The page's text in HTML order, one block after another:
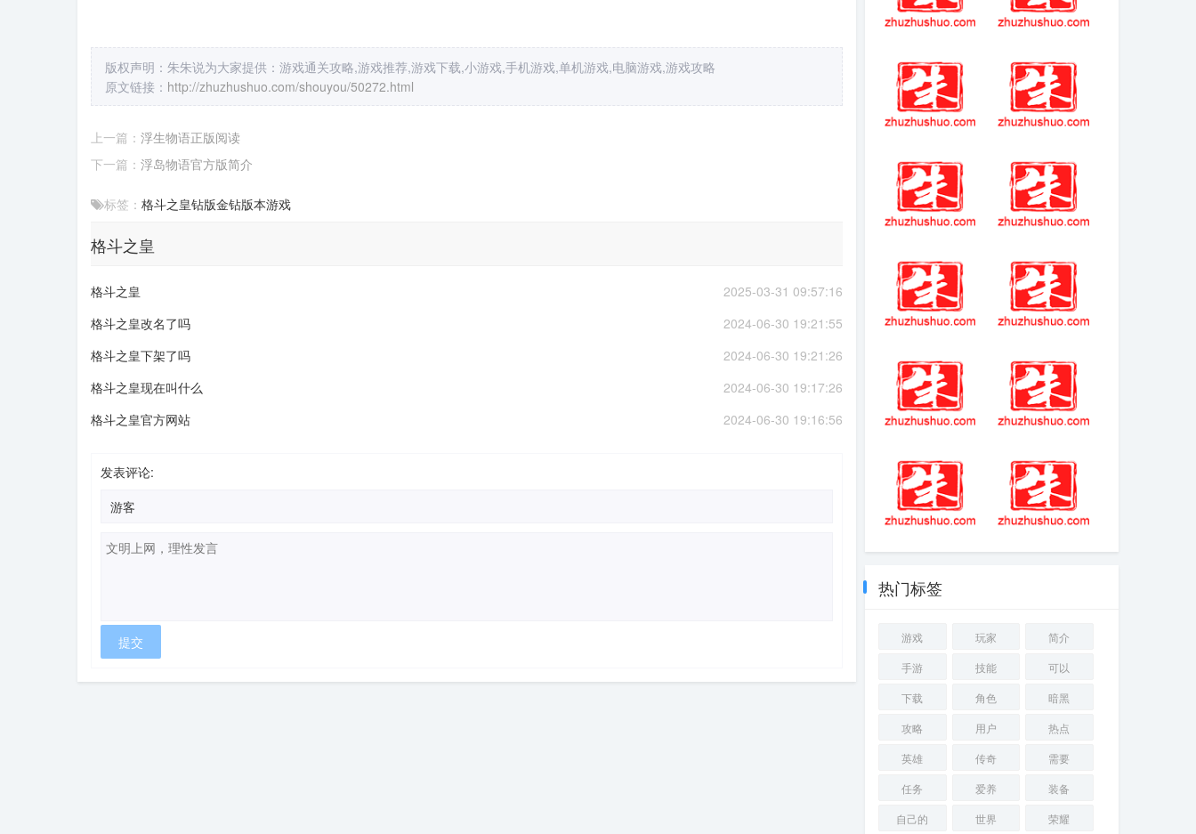
版权声明：朱朱说为大家提供：游戏通关攻略,游戏推荐,游戏下载,小游戏,手机游戏,单机游戏,电脑游戏,游戏攻略
原文链接： http://zhuzhushuo.com/shouyou/50272.html
上一篇： 浮生物语正版阅读
下一篇： 浮岛物语官方版简介
标签： 格斗之皇钻版金钻版本游戏
格斗之皇
2025-03-31 09:57:16
格斗之皇
2024-06-30 19:21:55
格斗之皇改名了吗
2024-06-30 19:21:26
格斗之皇下架了吗
2024-06-30 19:17:26
格斗之皇现在叫什么
2024-06-30 19:16:56
格斗之皇官方网站
发表评论:
游简介
戏)
找梅琳娜
说
落物
中文版最新
炎石如何获得 狱
炎石获取方法攻
略
热门标签
游戏 玩家
简介
手游
技能
可以
下载
角色
暗黑
攻略
用户
热点
英雄
传奇
需要
任务
爱养
装备
自己的
世界 荣耀